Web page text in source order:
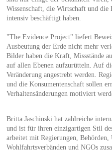
Wissenschaft, die Wirtschaft und
intensiv beschäftigt haben.
"The Evidence Project" liefert
Ausbeutung der Erde nicht mehr
Bilder haben die Kraft, Missstände
auf allen Ebenen aufzurütteln. Auf
Veränderung angestrebt werden.
und die Konsumentenschaft sollen
Verhaltensänderungen motiviert
Britta Jaschinski hat zahlreiche
und ist für ihren einzigartigen Stil
arbeitet mit Regierungen, Behörden,
Wohlfahrtsverbänden und NGOs